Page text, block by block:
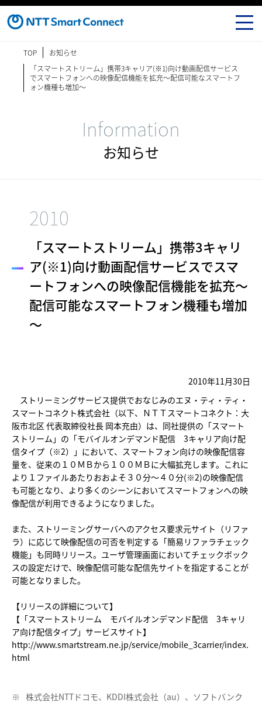
TOP
お知らせ
「スマートストリーム」携帯3キャリア(※1)向け動画配信サービス
でスマートフォンへの映像配信機能を拡充～配信可能なスマートフ
ォン機種も増加～
Information
お知らせ
2010
「スマートストリーム」携帯3キャリ
ア(※1)向け動画配信サービスでスマ
ートフォンへの映像配信機能を拡充～
配信可能なスマートフォン機種も増加
～
2010年11月30日
ストリーミングサービス提供でおなじみのエヌ・ティ・ティ・
スマートコネクト株式会社（以下、ＮＴＴスマートコネクト：大
阪市北区 代表取締役社長 岡本充由）は、同社提供の「スマート
ストリーム」の「モバイルオンデマンド配信 3キャリア向け配
信タイプ（※2）」において、スマートフォン向けの映像配信容
量を、従来の１０ＭＢから１００ＭＢに大幅拡充します。これに
より１ファイルあたりおおよそ３０分～４０分(※2)の映像配信
も可能となり、より多くのシーンにおいてスマートフォンへの映
像配信が利用できるようになりました。
また、ストリーミングサーバへのアクセス要求元サイト（リファ
ラ）に応じて映像配信の可否を判定する「簡易リファラチェック
機能」も同時リリース。ユーザ管理画面においてチェックボック
スの設定だけで、映像配信可能な配信先サイトを指定することが
可能となりました。
【リリースの詳細について】
【「スマートストリーム モバイルオンデマンド配信 3キャリ
ア向け配信タイプ」サービスサイト】
http://www.smartstream.ne.jp/service/mobile_3carrier/index.
html
※ 株式会社NTTドコモ、KDDI株式会社（au）、ソフトバンク